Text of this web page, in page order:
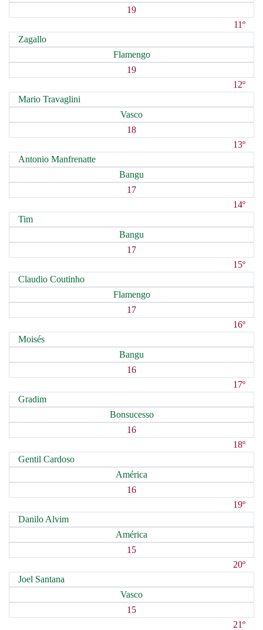
19
11º
Zagallo
Flamengo
19
12º
Mario Travaglini
Vasco
18
13º
Antonio Manfrenatte
Bangu
17
14º
Tim
Bangu
17
15º
Claudio Coutinho
Flamengo
17
16º
Moisés
Bangu
16
17º
Gradim
Bonsucesso
16
18º
Gentil Cardoso
América
16
19º
Danilo Alvim
América
15
20º
Joel Santana
Vasco
15
21º